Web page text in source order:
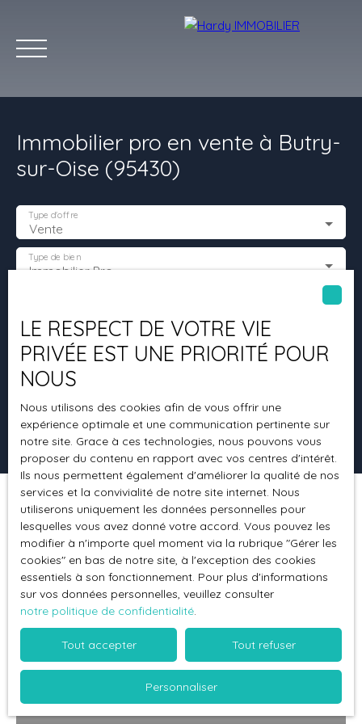
Accueil Les villes qu'on aime
Immobilier pro en vente à Butry-
sur-Oise (95430)
Vente
Type d'offre
Immobilier Pro
Type de bien
Budget max (€)
Surface min (m²)
Rechercher
Pertinence
Trier par Créer une alerte
Vendu
LE RESPECT DE VOTRE VIE
PRIVÉE EST UNE PRIORITÉ POUR
NOUS
Nous utilisons des cookies afin de vous offrir une
expérience optimale et une communication pertinente sur
notre site. Grace à ces technologies, nous pouvons vous
proposer du contenu en rapport avec vos centres d'intérêt.
Ils nous permettent également d'améliorer la qualité de nos
services et la convivialité de notre site internet. Nous
utiliserons uniquement les données personnelles pour
lesquelles vous avez donné votre accord. Vous pouvez les
modifier à n'importe quel moment via la rubrique ″Gérer les
cookies″ en bas de notre site, à l'exception des cookies
essentiels à son fonctionnement. Pour plus d'informations
sur vos données personnelles, veuillez consulter
notre politique de confidentialité.
Tout accepter Tout refuser
Personnaliser